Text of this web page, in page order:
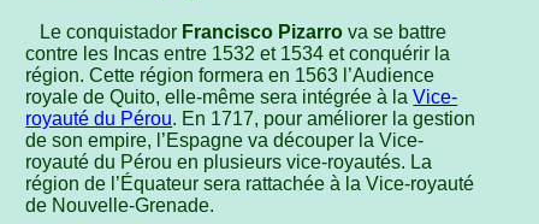
Le conquistador Francisco Pizarrova se battre
contre les Incas entre 1532 et 1534 et conquérir la
région. Cette région formera en 1563 l’Audience
royale de Quito, elle-même sera intégrée à laVice-
royauté du Pérou. En 1717, pour améliorer la gestion
de son empire, l’Espagne va découper la Vice-
royauté du Pérou en plusieurs vice-royautés. La
région de l’Équateur sera rattachée à la Vice-royauté
de Nouvelle-Grenade.